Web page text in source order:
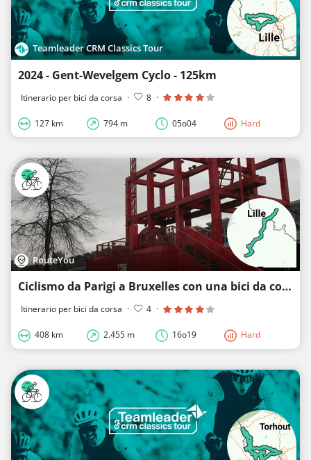
Teamleader CRM Classics Tour
2024 - Gent-Wevelgem Cyclo - 125km
Itinerario per bici da corsa · 8 ·
127 km 794 m 05o04 Hard
RouteYou
Ciclismo da Parigi a Bruxelles con una bici da corsa
Itinerario per bici da corsa · 4 ·
408 km 2.455 m 16o19 Hard